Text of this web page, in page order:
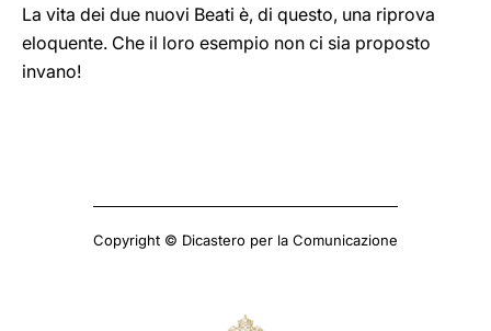
La vita dei due nuovi Beati è, di questo, una riprova
eloquente. Che il loro esempio non ci sia proposto
invano!
Copyright © Dicastero per la Comunicazione